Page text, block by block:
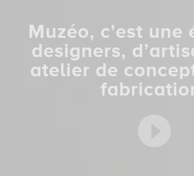
Muzéo, c'est une
designers,
atelier de